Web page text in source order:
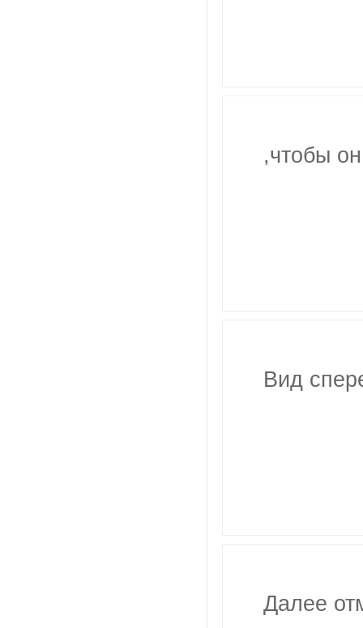
,чтобы
Вид
Далее